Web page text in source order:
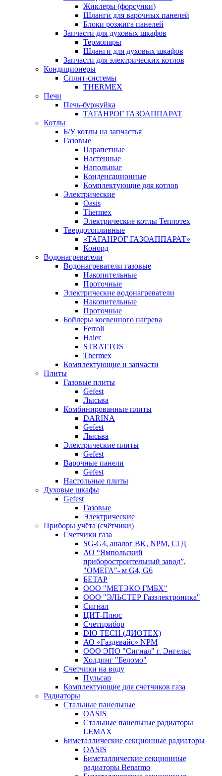
Жиклеры (форсунки)
Шланги для варочных панелей
Блоки розжига панелей
Запчасти для духовых шкафов
Термопары
Шланги для духовых шкафов
Запчасти для электрических котлов
Кондиционеры
Сплит-системы
THERMEX
Печи
Печь-буржуйка
ТАГАНРОГ ГАЗОАППАРАТ
Котлы
Б/У котлы на запчастья
Газовые
Парапетные
Настенные
Напольные
Конденсационные
Комплектующие для котлов
Электрические
Oasis
Thermex
Электрические котлы Теплотех
Твердотопливные
«ТАГАНРОГ ГАЗОАППАРАТ»
Конорд
Водонагреватели
Водонагреватели газовые
Накопительные
Проточные
Электрические водонагреватели
Накопительные
Проточные
Бойлеры косвенного нагрева
Ferroli
Haier
STRATTOS
Thermex
Комплектующие и запчасти
Плиты
Газовые плиты
Gefest
Лысьва
Комбинированные плиты
DARINA
Gefest
Лысьва
Электрические плиты
Gefest
Варочные панели
Gefest
Настольные плиты
Духовые шкафы
Gefest
Газовые
Электрические
Приборы учёта (счётчики)
Счетчики газа
SG-G4, аналог BK, NPM, СГД
АО “Ямпольский
приборостроительный завод”,
"ОМЕГА"- м G4, G6
БЕТАР
ООО "МЕТЭКО ГМБХ"
ООО "ЭЛЬСТЕР Газэлектроника"
Сигнал
ЦИТ-Плюс
Счетприбор
DIO TECH (ДИОТЕХ)
АО «Газдевайс» NPM
ООО ЭПО "Сигнал" г. Энгельс
Холдинг "Беломо"
Счетчики на воду
Пульсар
Комплектующие для счетчиков газа
Радиаторы
Стальные панельные
OASIS
Стальные панельные радиаторы
LEMAX
Биметаллические секционные радиаторы
OASIS
Биметаллические секционные
радиаторы Benarmo